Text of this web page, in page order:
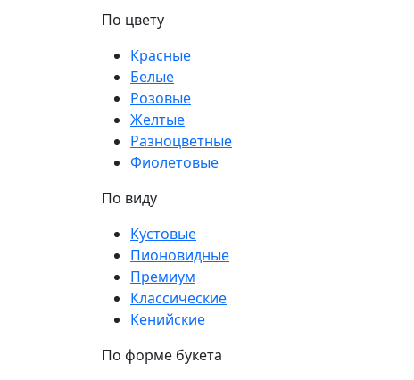
По цвету
Красные
Белые
Розовые
Желтые
Разноцветные
Фиолетовые
По виду
Кустовые
Пионовидные
Премиум
Классические
Кенийские
По форме букета